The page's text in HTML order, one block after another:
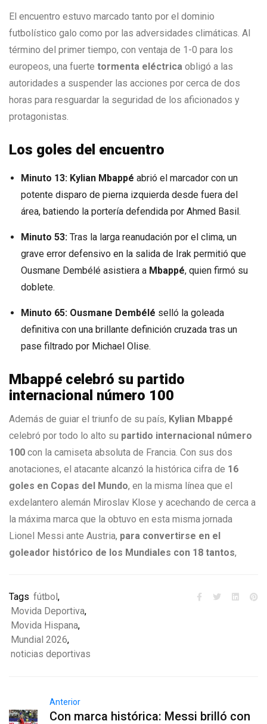
El encuentro estuvo marcado tanto por el dominio
futbolístico galo como por las adversidades climáticas. Al
término del primer tiempo, con ventaja de 1-0 para los
europeos, una fuerte tormenta eléctrica obligó a las
autoridades a suspender las acciones por cerca de dos
horas para resguardar la seguridad de los aficionados y
protagonistas.
Los goles del encuentro
Minuto 13: Kylian Mbappé abrió el marcador con un
potente disparo de pierna izquierda desde fuera del
área, batiendo la portería defendida por Ahmed Basil.
Minuto 53: Tras la larga reanudación por el clima, un
grave error defensivo en la salida de Irak permitió que
Ousmane Dembélé asistiera a Mbappé, quien firmó su
doblete.
Minuto 65: Ousmane Dembélé selló la goleada
definitiva con una brillante definición cruzada tras un
pase filtrado por Michael Olise.
Mbappé celebró su partido
internacional número 100
Además de guiar el triunfo de su país, Kylian Mbappé
celebró por todo lo alto su partido internacional número
100 con la camiseta absoluta de Francia. Con sus dos
anotaciones, el atacante alcanzó la histórica cifra de 16
goles en Copas del Mundo, en la misma línea que el
exdelantero alemán Miroslav Klose y acechando de cerca a
la máxima marca que la obtuvo en esta misma jornada
Lionel Messi ante Austria, para convertirse en el
goleador histórico de los Mundiales con 18 tantos,
Tags fútbol ,
Movida Deportiva,
Movida Hispana,
Mundial 2026,
noticias deportivas
Anterior
Con marca histórica: Messi brilló con